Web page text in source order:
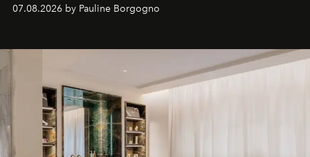
générationnel.
07.08.2026 by Pauline Borgogno